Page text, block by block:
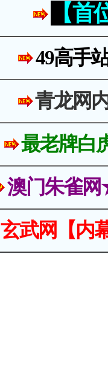
【
49高手
青龙网
最老牌白
澳门朱雀
玄武网【内